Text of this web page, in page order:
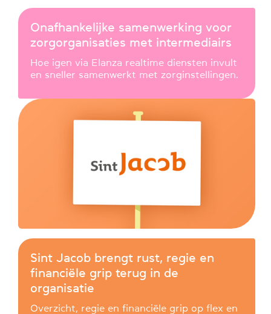
Onafhankelijke samenwerking voor
zorgorganisaties met intermediairs
Hoe igen via Elanza realtime diensten invult
en sneller samenwerkt met zorginstellingen.
Sint Jacob brengt rust, regie en
financiële grip terug in de
organisatie
Overzicht, regie en financiële grip op flex en